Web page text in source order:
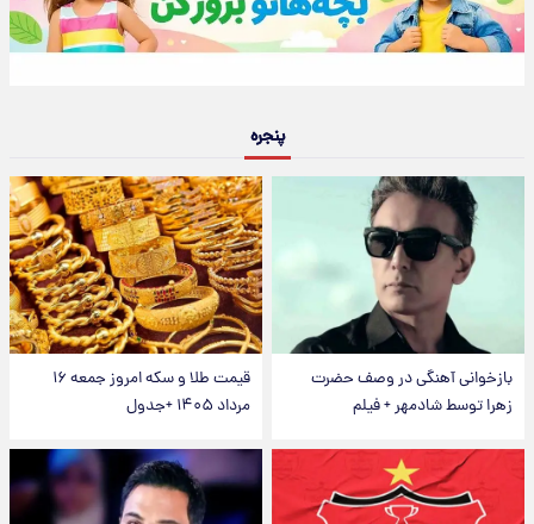
پنجره
بازخوانی آهنگی در وصف حضرت
زهرا توسط شادمهر + فیلم
قیمت طلا و سکه امروز جمعه ۱۶
مرداد ۱۴۰۵ +جدول